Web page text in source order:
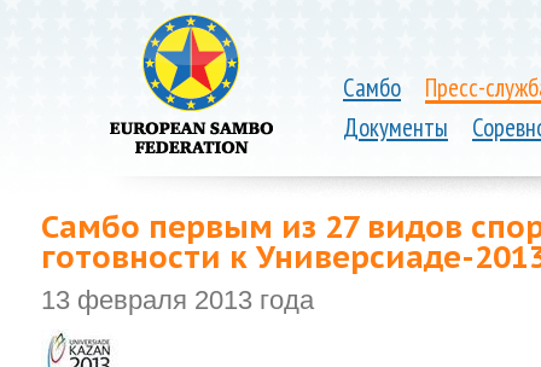
Самбо
Пресс-
Документы
Самбо первым из 27 видов
готовности к Универсиаде-
13 февраля 2013 года